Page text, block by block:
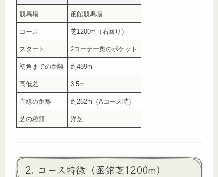
競馬場 函館競馬場
コース 芝1200m（右回り）
スタート 2コーナー奥のポケット
初角までの距離 約489m
高低差 3.5m
直線の距離 約262m（Aコース時）
芝の種類 洋芝
2. コース特徴（函館芝1200m）